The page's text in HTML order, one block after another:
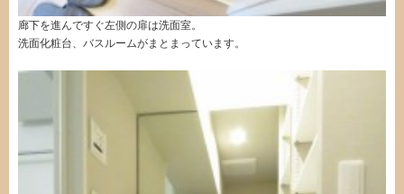
廊下を進んですぐ左側の扉は洗面室。
洗面化粧台、バスルームがまとまっています。